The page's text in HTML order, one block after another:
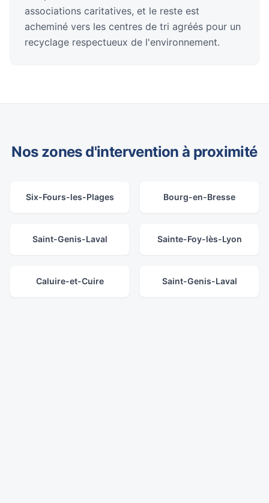
associations caritatives, et le reste est
acheminé vers les centres de tri agréés pour un
recyclage respectueux de l'environnement.
Nos zones d'intervention à proximité
Six-Fours-les-Plages Bourg-en-Bresse
Saint-Genis-Laval Sainte-Foy-lès-Lyon
Caluire-et-Cuire Saint-Genis-Laval